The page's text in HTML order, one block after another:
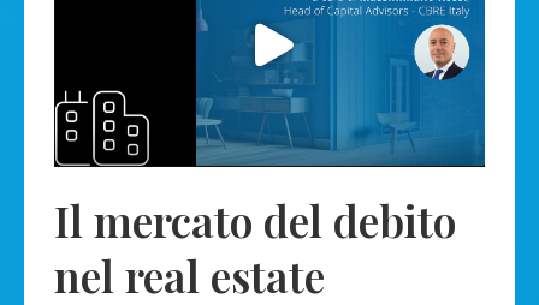
Il mercato del debito
nel real estate